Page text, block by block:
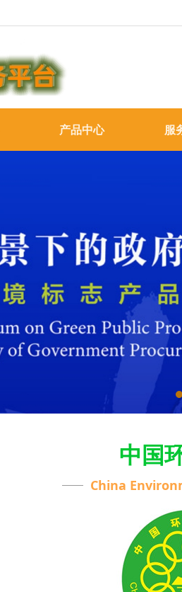
产品中心 服
中国
China